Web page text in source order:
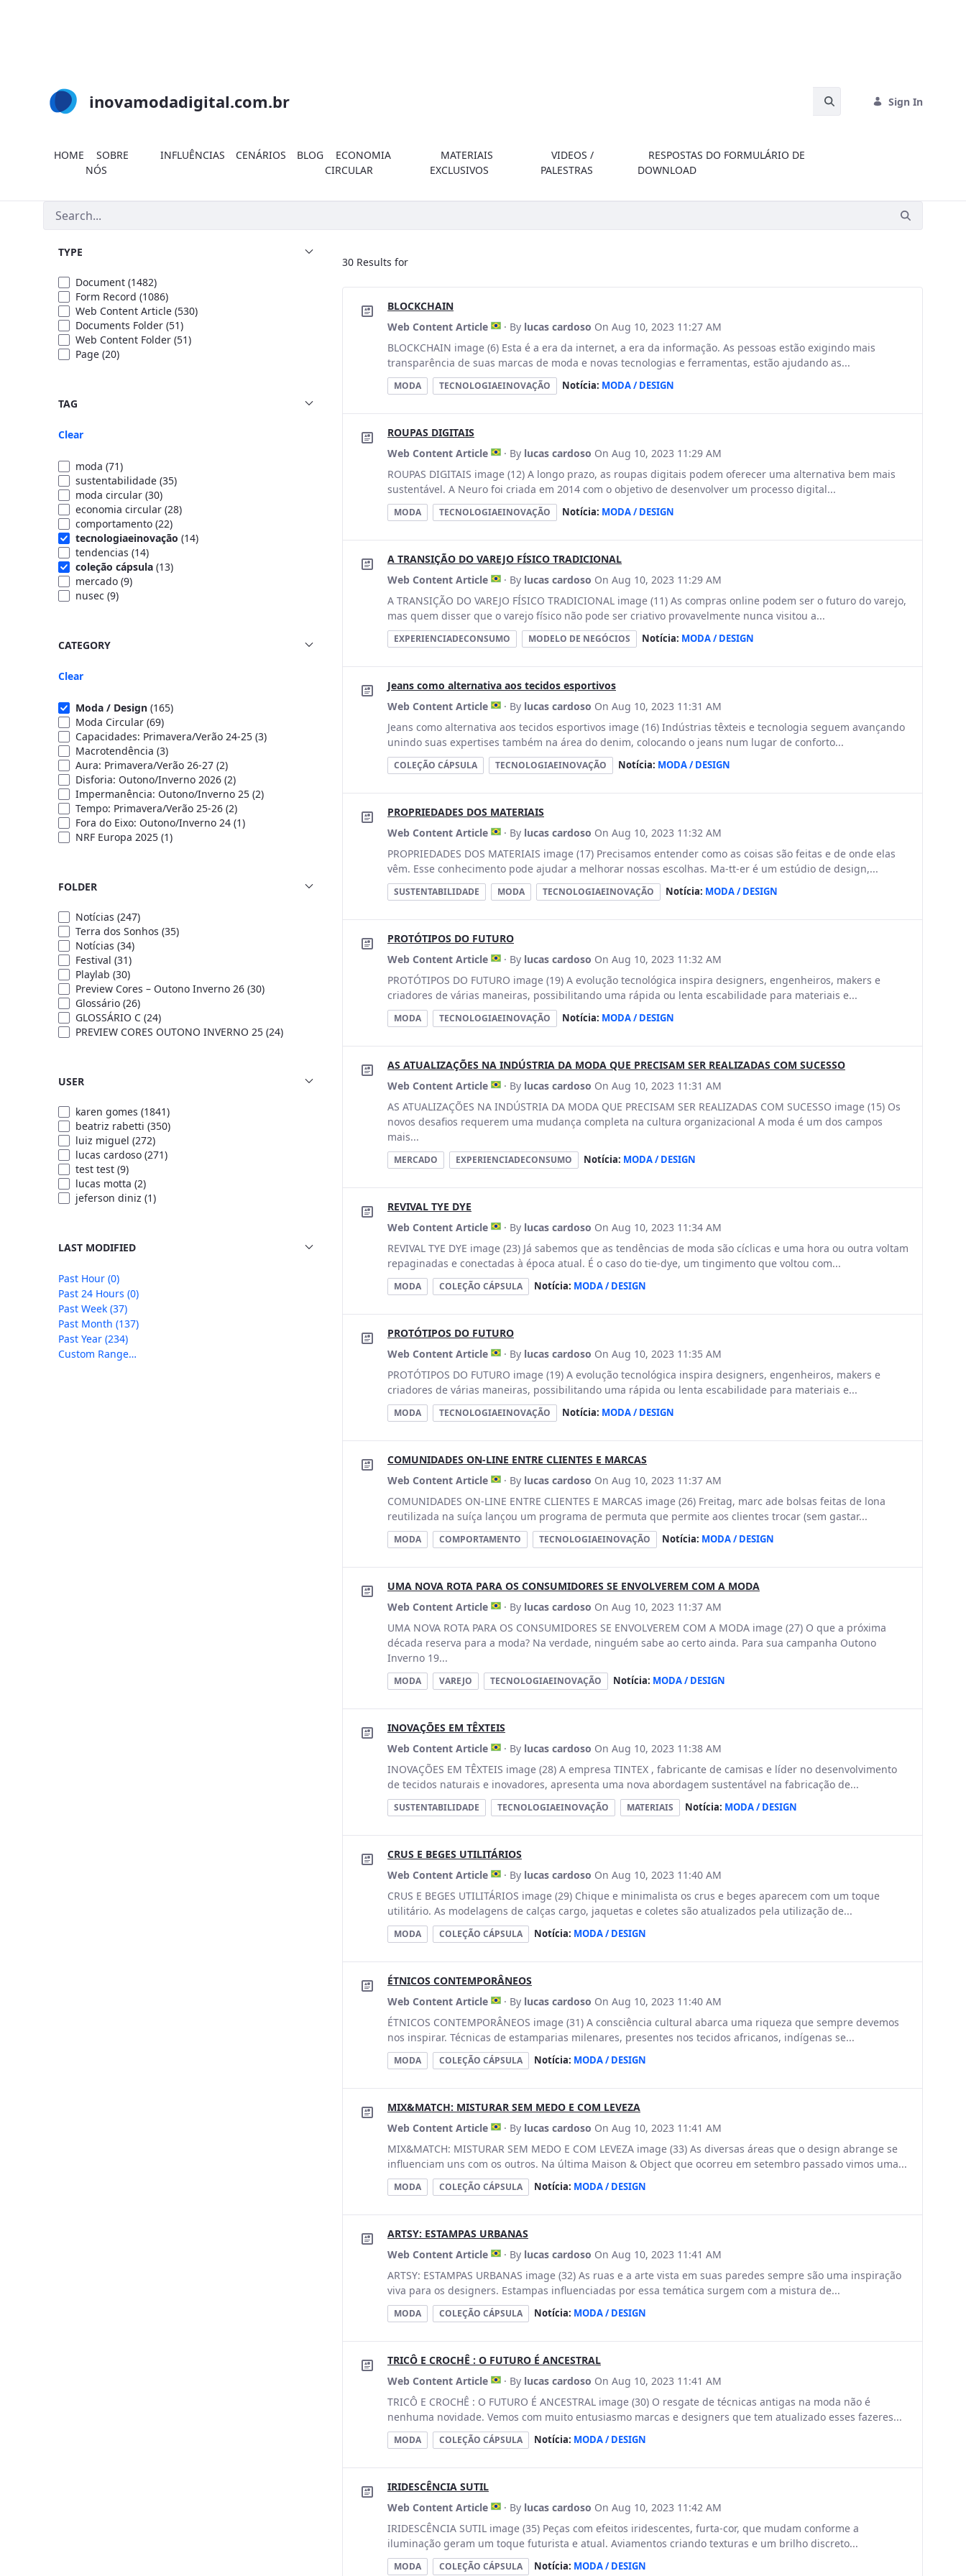
inovamodadigital.com.br Search Bar Sign In
HOME
SOBRE
NÓS
INFLUÊNCIAS CENÁRIOS BLOG
ECONOMIA
CIRCULAR
MATERIAIS
EXCLUSIVOS
VIDEOS /
PALESTRAS
RESPOSTAS DO FORMULÁRIO DE
DOWNLOAD
Search
TYPE
Document (1482)
Form Record (1086)
Web Content Article (530)
Documents Folder (51)
Web Content Folder (51)
Page (20)
TAG
Clear
moda (71)
sustentabilidade (35)
moda circular (30)
economia circular (28)
comportamento (22)
tecnologiaeinovação (14)
tendencias (14)
coleção cápsula (13)
mercado (9)
nusec (9)
CATEGORY
Clear
Moda / Design (165)
Moda Circular (69)
Capacidades: Primavera/Verão 24-25 (3)
Macrotendência (3)
Aura: Primavera/Verão 26-27 (2)
Disforia: Outono/Inverno 2026 (2)
Impermanência: Outono/Inverno 25 (2)
Tempo: Primavera/Verão 25-26 (2)
Fora do Eixo: Outono/Inverno 24 (1)
NRF Europa 2025 (1)
FOLDER
Notícias (247)
Terra dos Sonhos (35)
Notícias (34)
Festival (31)
Playlab (30)
Preview Cores – Outono Inverno 26 (30)
Glossário (26)
GLOSSÁRIO C (24)
PREVIEW CORES OUTONO INVERNO 25 (24)
USER
karen gomes (1841)
beatriz rabetti (350)
luiz miguel (272)
lucas cardoso (271)
test test (9)
lucas motta (2)
jeferson diniz (1)
LAST MODIFIED
Past Hour (0)
Past 24 Hours (0)
Past Week (37)
Past Month (137)
Past Year (234)
Custom Range…
30 Results for
BLOCKCHAIN
Web Content Article
· By lucas cardoso On Aug 10, 2023 11:27 AM
BLOCKCHAIN image (6) Esta é a era da internet, a era da informação. As pessoas estão exigindo mais
transparência de suas marcas de moda e novas tecnologias e ferramentas, estão ajudando as...
MODA TECNOLOGIAEINOVAÇÃO Notícia: MODA / DESIGN
ROUPAS DIGITAIS
Web Content Article
· By lucas cardoso On Aug 10, 2023 11:29 AM
ROUPAS DIGITAIS image (12) A longo prazo, as roupas digitais podem oferecer uma alternativa bem mais
sustentável. A Neuro foi criada em 2014 com o objetivo de desenvolver um processo digital...
MODA TECNOLOGIAEINOVAÇÃO Notícia: MODA / DESIGN
A TRANSIÇÃO DO VAREJO FÍSICO TRADICIONAL
Web Content Article
· By lucas cardoso On Aug 10, 2023 11:29 AM
A TRANSIÇÃO DO VAREJO FÍSICO TRADICIONAL image (11) As compras online podem ser o futuro do varejo,
mas quem disser que o varejo físico não pode ser criativo provavelmente nunca visitou a...
EXPERIENCIADECONSUMO MODELO DE NEGÓCIOS Notícia: MODA / DESIGN
Jeans como alternativa aos tecidos esportivos
Web Content Article
· By lucas cardoso On Aug 10, 2023 11:31 AM
Jeans como alternativa aos tecidos esportivos image (16) Indústrias têxteis e tecnologia seguem avançando
unindo suas expertises também na área do denim, colocando o jeans num lugar de conforto...
COLEÇÃO CÁPSULA TECNOLOGIAEINOVAÇÃO Notícia: MODA / DESIGN
PROPRIEDADES DOS MATERIAIS
Web Content Article
· By lucas cardoso On Aug 10, 2023 11:32 AM
PROPRIEDADES DOS MATERIAIS image (17) Precisamos entender como as coisas são feitas e de onde elas
vêm. Esse conhecimento pode ajudar a melhorar nossas escolhas. Ma-tt-er é um estúdio de design,...
SUSTENTABILIDADE MODA TECNOLOGIAEINOVAÇÃO Notícia: MODA / DESIGN
PROTÓTIPOS DO FUTURO
Web Content Article
· By lucas cardoso On Aug 10, 2023 11:32 AM
PROTÓTIPOS DO FUTURO image (19) A evolução tecnológica inspira designers, engenheiros, makers e
criadores de várias maneiras, possibilitando uma rápida ou lenta escabilidade para materiais e...
MODA TECNOLOGIAEINOVAÇÃO Notícia: MODA / DESIGN
AS ATUALIZAÇÕES NA INDÚSTRIA DA MODA QUE PRECISAM SER REALIZADAS COM SUCESSO
Web Content Article
· By lucas cardoso On Aug 10, 2023 11:31 AM
AS ATUALIZAÇÕES NA INDÚSTRIA DA MODA QUE PRECISAM SER REALIZADAS COM SUCESSO image (15) Os
novos desafios requerem uma mudança completa na cultura organizacional A moda é um dos campos
mais...
MERCADO EXPERIENCIADECONSUMO Notícia: MODA / DESIGN
REVIVAL TYE DYE
Web Content Article
· By lucas cardoso On Aug 10, 2023 11:34 AM
REVIVAL TYE DYE image (23) Já sabemos que as tendências de moda são cíclicas e uma hora ou outra voltam
repaginadas e conectadas à época atual. É o caso do tie-dye, um tingimento que voltou com...
MODA COLEÇÃO CÁPSULA Notícia: MODA / DESIGN
PROTÓTIPOS DO FUTURO
Web Content Article
· By lucas cardoso On Aug 10, 2023 11:35 AM
PROTÓTIPOS DO FUTURO image (19) A evolução tecnológica inspira designers, engenheiros, makers e
criadores de várias maneiras, possibilitando uma rápida ou lenta escabilidade para materiais e...
MODA TECNOLOGIAEINOVAÇÃO Notícia: MODA / DESIGN
COMUNIDADES ON-LINE ENTRE CLIENTES E MARCAS
Web Content Article
· By lucas cardoso On Aug 10, 2023 11:37 AM
COMUNIDADES ON-LINE ENTRE CLIENTES E MARCAS image (26) Freitag, marc ade bolsas feitas de lona
reutilizada na suíça lançou um programa de permuta que permite aos clientes trocar (sem gastar...
MODA COMPORTAMENTO TECNOLOGIAEINOVAÇÃO Notícia: MODA / DESIGN
UMA NOVA ROTA PARA OS CONSUMIDORES SE ENVOLVEREM COM A MODA
Web Content Article
· By lucas cardoso On Aug 10, 2023 11:37 AM
UMA NOVA ROTA PARA OS CONSUMIDORES SE ENVOLVEREM COM A MODA image (27) O que a próxima
década reserva para a moda? Na verdade, ninguém sabe ao certo ainda. Para sua campanha Outono
Inverno 19...
MODA VAREJO TECNOLOGIAEINOVAÇÃO Notícia: MODA / DESIGN
INOVAÇÕES EM TÊXTEIS
Web Content Article
· By lucas cardoso On Aug 10, 2023 11:38 AM
INOVAÇÕES EM TÊXTEIS image (28) A empresa TINTEX , fabricante de camisas e líder no desenvolvimento
de tecidos naturais e inovadores, apresenta uma nova abordagem sustentável na fabricação de...
SUSTENTABILIDADE TECNOLOGIAEINOVAÇÃO MATERIAIS Notícia: MODA / DESIGN
CRUS E BEGES UTILITÁRIOS
Web Content Article
· By lucas cardoso On Aug 10, 2023 11:40 AM
CRUS E BEGES UTILITÁRIOS image (29) Chique e minimalista os crus e beges aparecem com um toque
utilitário. As modelagens de calças cargo, jaquetas e coletes são atualizados pela utilização de...
MODA COLEÇÃO CÁPSULA Notícia: MODA / DESIGN
ÉTNICOS CONTEMPORÂNEOS
Web Content Article
· By lucas cardoso On Aug 10, 2023 11:40 AM
ÉTNICOS CONTEMPORÂNEOS image (31) A consciência cultural abarca uma riqueza que sempre devemos
nos inspirar. Técnicas de estamparias milenares, presentes nos tecidos africanos, indígenas se...
MODA COLEÇÃO CÁPSULA Notícia: MODA / DESIGN
MIX&MATCH: MISTURAR SEM MEDO E COM LEVEZA
Web Content Article
· By lucas cardoso On Aug 10, 2023 11:41 AM
MIX&MATCH: MISTURAR SEM MEDO E COM LEVEZA image (33) As diversas áreas que o design abrange se
influenciam uns com os outros. Na última Maison & Object que ocorreu em setembro passado vimos uma...
MODA COLEÇÃO CÁPSULA Notícia: MODA / DESIGN
ARTSY: ESTAMPAS URBANAS
Web Content Article
· By lucas cardoso On Aug 10, 2023 11:41 AM
ARTSY: ESTAMPAS URBANAS image (32) As ruas e a arte vista em suas paredes sempre são uma inspiração
viva para os designers. Estampas influenciadas por essa temática surgem com a mistura de...
MODA COLEÇÃO CÁPSULA Notícia: MODA / DESIGN
TRICÔ E CROCHÊ : O FUTURO É ANCESTRAL
Web Content Article
· By lucas cardoso On Aug 10, 2023 11:41 AM
TRICÔ E CROCHÊ : O FUTURO É ANCESTRAL image (30) O resgate de técnicas antigas na moda não é
nenhuma novidade. Vemos com muito entusiasmo marcas e designers que tem atualizado esses fazeres...
MODA COLEÇÃO CÁPSULA Notícia: MODA / DESIGN
IRIDESCÊNCIA SUTIL
Web Content Article
· By lucas cardoso On Aug 10, 2023 11:42 AM
IRIDESCÊNCIA SUTIL image (35) Peças com efeitos iridescentes, furta-cor, que mudam conforme a
iluminação geram um toque futurista e atual. Aviamentos criando texturas e um brilho discreto...
MODA COLEÇÃO CÁPSULA Notícia: MODA / DESIGN